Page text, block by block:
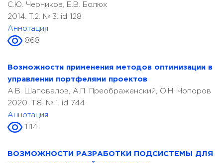
С.Ю. Черников, Е.В. Болюх
2014. T.2. № 3. id 128
Аннотация
868
Возможности применения методов оптимизации в
управлении портфелями проектов
А.В. Шаповалов, А.П. Преображенский, О.Н. Чопоров
2020. T.8. № 1. id 744
Аннотация
1114
ВОЗМОЖНОСТИ РАЗРАБОТКИ ПОДСИСТЕМЫ ДЛЯ